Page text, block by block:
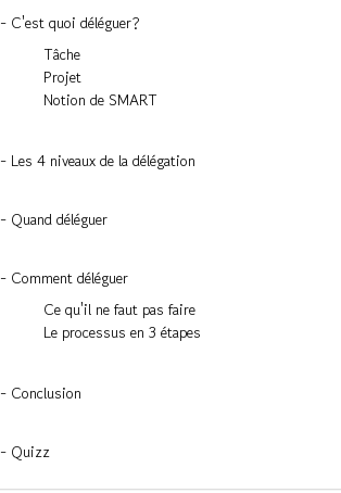
- C'est quoi déléguer?
Tâche
Projet
Notion de SMART
- Les 4 niveaux de la délégation
- Quand déléguer
- Comment déléguer
Ce qu'il ne faut pas faire
Le processus en 3 étapes
- Conclusion
- Quizz